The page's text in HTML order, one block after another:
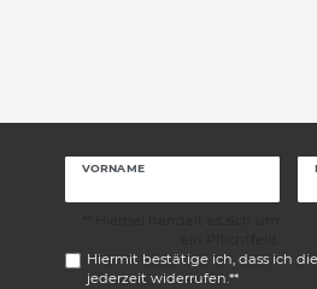
VORNAME
Hiermit bestätige ich, dass ich die
jederzeit widerrufen.**